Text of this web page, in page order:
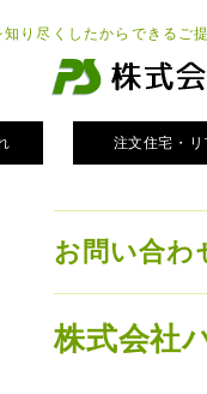
り尽くしたからできるご
注文住宅・
お問い合わ
株式会社